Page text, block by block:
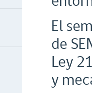
El
de
Ley
y